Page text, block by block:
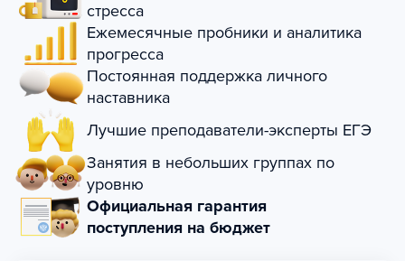
стресса
Ежемесячные пробники и аналитика
прогресса
Постоянная поддержка личного
наставника
Лучшие преподаватели-эксперты ЕГЭ
Занятия в небольших группах по
уровню
Официальная гарантия
поступления на бюджет